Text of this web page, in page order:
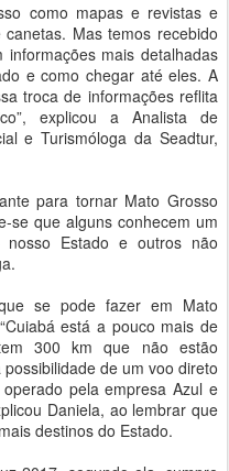
como mapas e revistas e
Mas temos recebido
mais detalhadas
e como chegar até eles. A
troca de informações reflita
explicou a Analista de
e Turismóloga da Seadtur,
para tornar Mato Grosso
se que alguns conhecem um
Estado e outros não
se pode fazer em Mato
está a pouco mais de
300 km que não estão
de um voo direto
pela empresa Azul e
Daniela, ao lembrar que
destinos do Estado.